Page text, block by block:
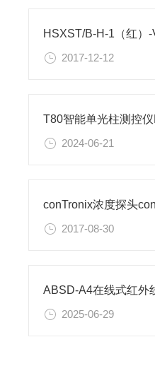
2017-12-12
2024-06-21
2017-08-30
2025-06-29